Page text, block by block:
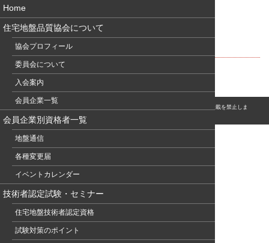
Home
住宅地盤品質協会について
協会プロフィール
委員会について
入会案内
会員企業一覧
会員企業別資格者一覧
地盤通信
各種変更届
イベントカレンダー
技術者認定試験・セミナー
住宅地盤技術者認定資格
試験対策のポイント
道路橋示方書
© このホームページの著作権は、NPO 住宅地盤品質協会に属します。無断転用・転載を禁止しま